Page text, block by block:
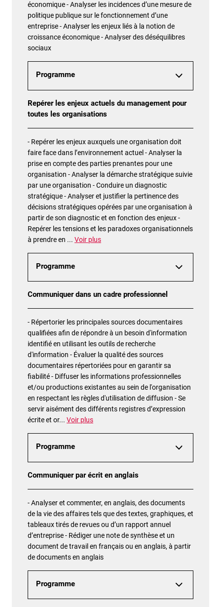
économique - Analyser les incidences d’une mesure de
politique publique sur le fonctionnement d’une
entreprise - Analyser les enjeux liés à la notion de
croissance économique - Analyser des déséquilibres
sociaux
Programme
Repérer les enjeux actuels du management pour
toutes les organisations
- Repérer les enjeux auxquels une organisation doit
faire face dans l’environnement actuel - Analyser la
prise en compte des parties prenantes pour une
organisation - Analyser la démarche stratégique suivie
par une organisation - Conduire un diagnostic
stratégique - Analyser et justifier la pertinence des
décisions stratégiques opérées par une organisation à
partir de son diagnostic et en fonction des enjeux -
Repérer les tensions et les paradoxes organisationnels
à prendre en ... Voir plus
Programme
Communiquer dans un cadre professionnel
- Répertorier les principales sources documentaires
qualifiées afin de répondre à un besoin d'information
identifié en utilisant les outils de recherche
d'information - Évaluer la qualité des sources
documentaires répertoriées pour en garantir sa
fiabilité - Diffuser les informations professionnelles
et/ou productions existantes au sein de l'organisation
en respectant les règles d'utilisation de diffusion - Se
servir aisément des différents registres d’expression
écrite et or... Voir plus
Programme
Communiquer par écrit en anglais
- Analyser et commenter, en anglais, des documents
de la vie des affaires tels que des textes, graphiques, et
tableaux tirés de revues ou d’un rapport annuel
d’entreprise - Rédiger une note de synthèse et un
document de travail en français ou en anglais, à partir
de documents en anglais
Programme